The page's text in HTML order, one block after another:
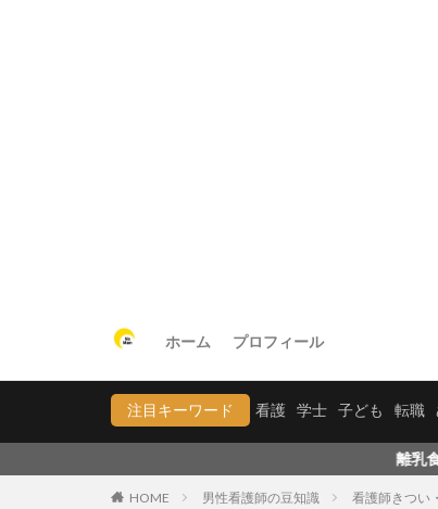
ホーム プロフィール
注目キーワード 看護 学士 子ども 転職
離乳食に関する記事が溜ま
HOME 男性看護師の豆知識 看護師きつい